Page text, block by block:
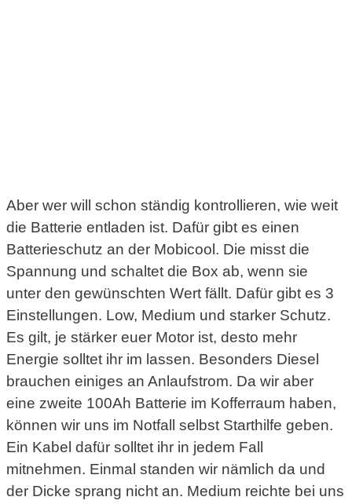
Aber wer will schon ständig kontrollieren, wie weit
die Batterie entladen ist. Dafür gibt es einen
Batterieschutz an der Mobicool. Die misst die
Spannung und schaltet die Box ab, wenn sie
unter den gewünschten Wert fällt. Dafür gibt es 3
Einstellungen. Low, Medium und starker Schutz.
Es gilt, je stärker euer Motor ist, desto mehr
Energie solltet ihr im lassen. Besonders Diesel
brauchen einiges an Anlaufstrom. Da wir aber
eine zweite 100Ah Batterie im Kofferraum haben,
können wir uns im Notfall selbst Starthilfe geben.
Ein Kabel dafür solltet ihr in jedem Fall
mitnehmen. Einmal standen wir nämlich da und
der Dicke sprang nicht an. Medium reichte bei uns